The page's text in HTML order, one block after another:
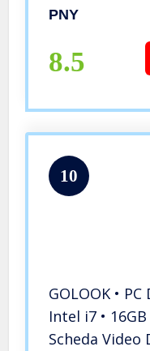
PNY
8.5
10
GOLOOK •
Intel i7 • 16GB
Scheda Video